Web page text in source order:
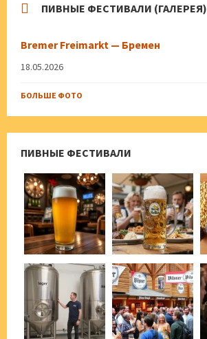
ПИВНЫЕ ФЕСТИВАЛИ (ГАЛЕРЕЯ)
Bremer Freimarkt — Бремен
18.05.2026
БОЛЬШЕ ФОТО
ПИВНЫЕ ФЕСТИВАЛИ